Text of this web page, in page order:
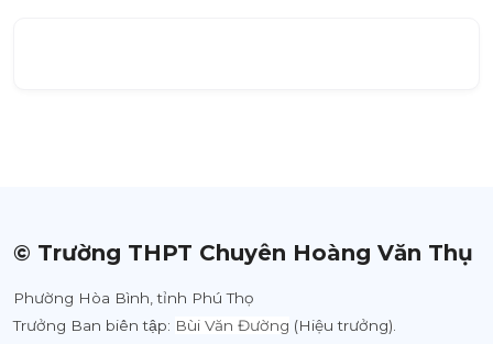
© Trường THPT Chuyên Hoàng Văn Thụ
Phường Hòa Bình, tỉnh Phú Thọ
Trưởng Ban biên tập: Bùi Văn Đường (Hiệu trưởng).